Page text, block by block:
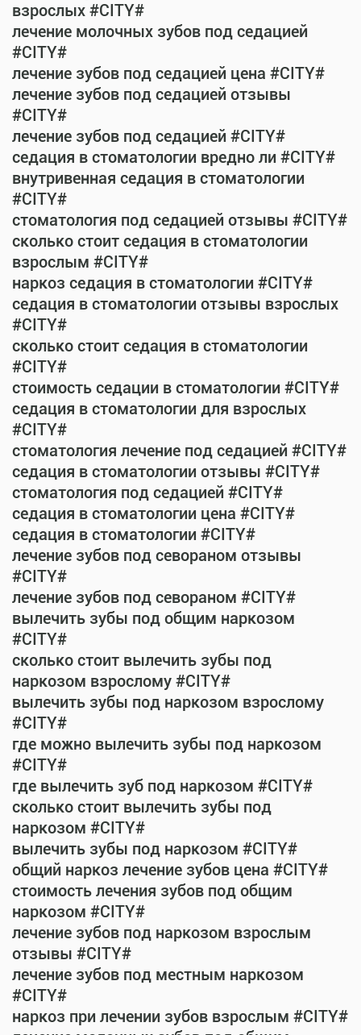
взрослых #CITY#
лечение молочных зубов под седацией
#CITY#
лечение зубов под седацией цена #CITY#
лечение зубов под седацией отзывы
#CITY#
лечение зубов под седацией #CITY#
седация в стоматологии вредно ли #CITY#
внутривенная седация в стоматологии
#CITY#
стоматология под седацией отзывы #CITY#
сколько стоит седация в стоматологии
взрослым #CITY#
наркоз седация в стоматологии #CITY#
седация в стоматологии отзывы взрослых
#CITY#
сколько стоит седация в стоматологии
#CITY#
стоимость седации в стоматологии #CITY#
седация в стоматологии для взрослых
#CITY#
стоматология лечение под седацией #CITY#
седация в стоматологии отзывы #CITY#
стоматология под седацией #CITY#
седация в стоматологии цена #CITY#
седация в стоматологии #CITY#
лечение зубов под севораном отзывы
#CITY#
лечение зубов под севораном #CITY#
вылечить зубы под общим наркозом
#CITY#
сколько стоит вылечить зубы под
наркозом взрослому #CITY#
вылечить зубы под наркозом взрослому
#CITY#
где можно вылечить зубы под наркозом
#CITY#
где вылечить зуб под наркозом #CITY#
сколько стоит вылечить зубы под
наркозом #CITY#
вылечить зубы под наркозом #CITY#
общий наркоз лечение зубов цена #CITY#
стоимость лечения зубов под общим
наркозом #CITY#
лечение зубов под наркозом взрослым
отзывы #CITY#
лечение зубов под местным наркозом
#CITY#
наркоз при лечении зубов взрослым #CITY#